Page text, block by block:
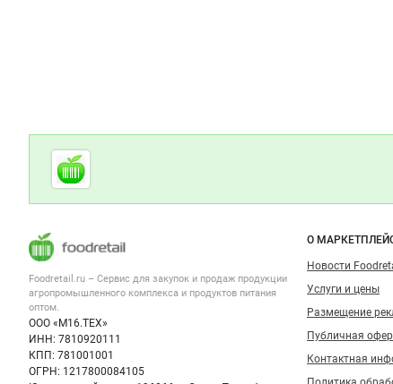
Дополнительная информация
Cсылки на полезные проекты
Foodretail.ru
— продукты
Важные разделы и контакты
Foodretail.ru – Сервис для закупок и продаж продукции
агропромышленного комплекса и продуктов питания
оптом.
ООО «М16.ТЕХ»
ИНН: 7810920111
КПП: 781001001
ОГРН: 1217800084105
Навигация
О
Новости
Услуги и цены
Размещение
Публичная
Контактная